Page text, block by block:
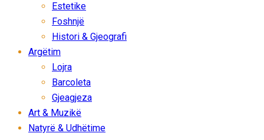
Estetike
Foshnjë
Histori & Gjeografi
Argëtim
Lojra
Barcoleta
Gjeagjeza
Art & Muzikë
Natyrë & Udhëtime